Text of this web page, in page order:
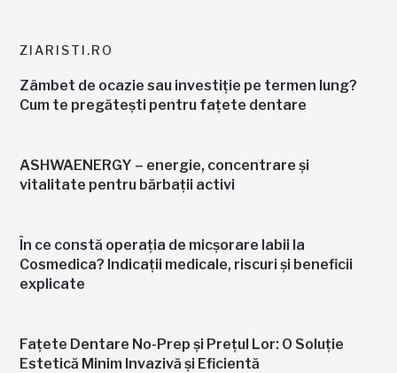
ZIARISTI.RO
Zâmbet de ocazie sau investiție pe termen lung?
Cum te pregătești pentru fațete dentare
ASHWAENERGY – energie, concentrare și
vitalitate pentru bărbații activi
În ce constă operația de micșorare labii la
Cosmedica? Indicații medicale, riscuri și beneficii
explicate
Fațete Dentare No-Prep și Prețul Lor: O Soluție
Estetică Minim Invazivă și Eficientă